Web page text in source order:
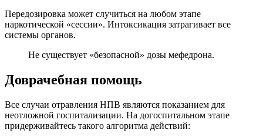
Передозировка может случиться на любом этапе
наркотической «сессии». Интоксикация затрагивает все
системы органов.
Не существует «безопасной» дозы мефедрона.
Доврачебная помощь
Все случаи отравления НПВ являются показанием для
неотложной госпитализации. На догоспитальном этапе
придерживайтесь такого алгоритма действий: